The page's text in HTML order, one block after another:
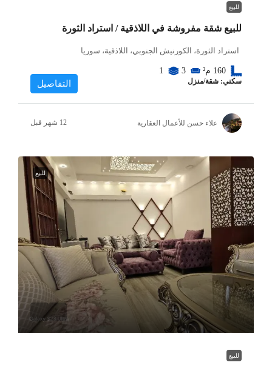
للبيع
للبيع شقة مفروشة في اللاذقية / استراد الثورة
استراد الثورة، الكورنيش الجنوبي، اللاذقية، سوريا
160 م² 3
1
سكني: شقة/منزل التفاصيل
علاء حسن للأعمال العقارية
للبيع
للبيع